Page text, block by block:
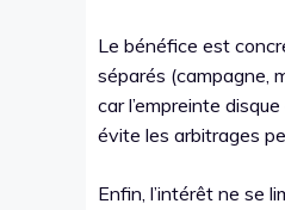
Le bénéfice est
séparés (campagne,
car l’empreinte
évite les arbitrages
Enfin, l’intérêt ne se